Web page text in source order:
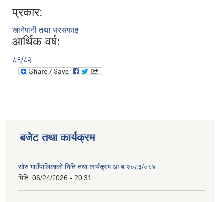
प्रकार:
खानेपानी तथा सरसफाइ
आर्थिक वर्ष:
८१्/८२
बजेट तथा कार्यक्रम
सोरु गाउँपालिकाको निति तथा कार्यक्रम आ ब २०८३/०८४
मिति: 06/24/2026 - 20:31